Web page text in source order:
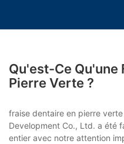
Qu'est-Ce Qu'une
Pierre Verte ?
fraise dentaire en pierre
Development Co., Ltd. a été
entier avec notre attention